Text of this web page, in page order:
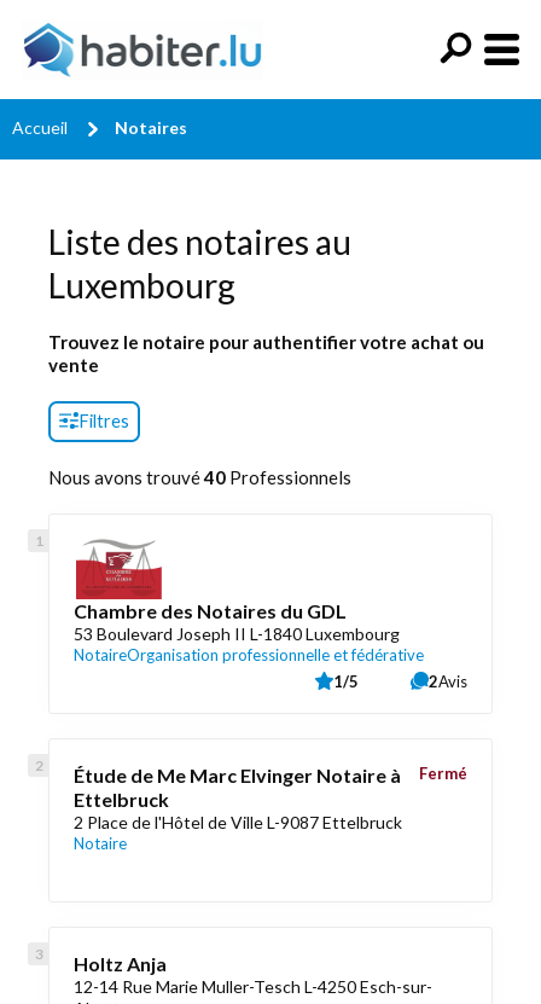
Accueil Notaires
Liste des notaires au
Luxembourg
Trouvez le notaire pour authentifier votre achat ou
vente
Filtres
Nous avons trouvé40 Professionnels
Chambre des Notaires du GDL
53 Boulevard Joseph II L-1840 Luxembourg
NotaireOrganisation professionnelle et fédérative
1/5
2Avis
Étude de Me Marc Elvinger Notaire à
Ettelbruck
2 Place de l'Hôtel de Ville L-9087 Ettelbruck
Notaire
Fermé
Holtz Anja
12-14 Rue Marie Muller-Tesch L-4250 Esch-sur-